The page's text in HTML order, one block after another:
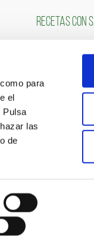
para
el
Pulsa
las
de
RECETAS CON
SÍGUENOS